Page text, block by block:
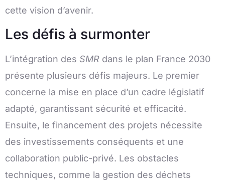
cette vision d’avenir.
Les défis à surmonter
L’intégration des SMR dans le plan France 2030
présente plusieurs défis majeurs. Le premier
concerne la mise en place d’un cadre législatif
adapté, garantissant sécurité et efficacité.
Ensuite, le financement des projets nécessite
des investissements conséquents et une
collaboration public-privé. Les obstacles
techniques, comme la gestion des déchets